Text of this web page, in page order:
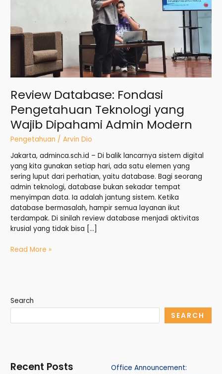
Review Database: Fondasi
Pengetahuan Teknologi yang
Wajib Dipahami Admin Modern
Pengetahuan /Arvin Dio
Jakarta, adminca.sch.id – Di balik lancarnya sistem digital
yang kita gunakan setiap hari, ada satu elemen yang
sering luput dari perhatian, yaitu database. Bagi seorang
admin teknologi, database bukan sekadar tempat
menyimpan data. Ia adalah jantung sistem. Ketika
database bermasalah, hampir semua layanan ikut
terdampak. Di sinilah review database menjadi aktivitas
krusial yang tidak bisa […]
Modern
Read More »
Search
SEARCH
Recent Posts
Office Announcement: